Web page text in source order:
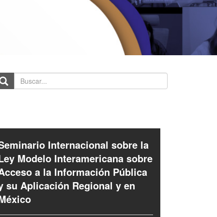
Internacional sobre la
Modelo Interamericana sobre
a la Información Pública
su Aplicación Regional y en